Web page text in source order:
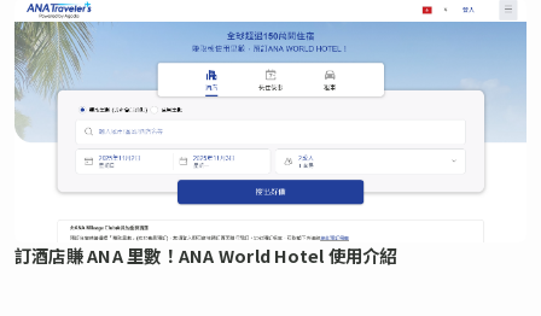
訂酒店賺 ANA 里數！ANA World Hotel 使用介紹